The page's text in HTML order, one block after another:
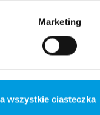
Marketing
wszystkie ciasteczka